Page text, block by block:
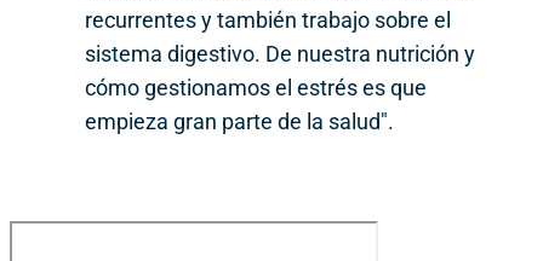
recurrentes y también trabajo sobre el
sistema digestivo. De nuestra nutrición y
cómo gestionamos el estrés es que
empieza gran parte de la salud".